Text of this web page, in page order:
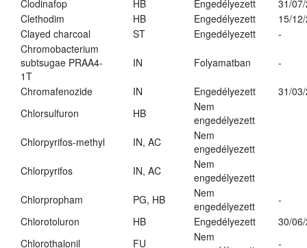
Clodinafop
HB Engedélyezett
31/
Clethodim
HB Engedélyezett
15/
Clayed charcoal
ST Engedélyezett
-
Chromobacterium
subtsugae PRAA4-
1T
IN Folyamatban -
Chromafenozide IN Engedélyezett
31/
Chlorsulfuron
HB
Nem
engedélyezett
Chlorpyrifos-methyl
IN, AC
Nem
engedélyezett
Chlorpyrifos
IN, AC
Nem
engedélyezett
Chlorpropham
PG, HB
Nem
engedélyezett
-
Chlorotoluron
HB Engedélyezett
30/
Chlorothalonil
FU
Nem
-